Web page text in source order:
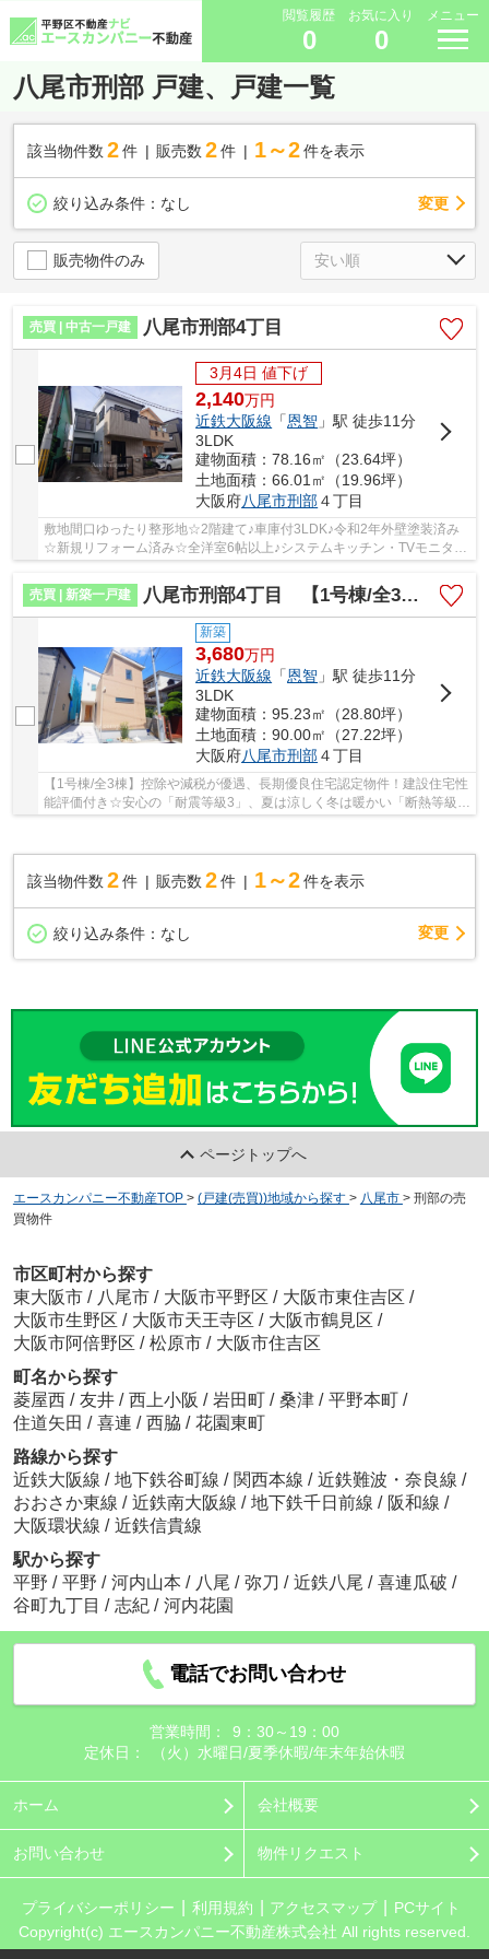
閲覧履歴
0
お気に入り
0
メニュー
八尾市刑部 戸建、戸建一覧
該当物件数 2件 販売数 2 件 1～2 件を表示
絞り込み条件： なし 変更
販売物件のみ
売買 | 中古一戸建 八尾市刑部4丁目
3月4日 値下げ
2,140万円
近鉄大阪線 「恩智 」駅 徒歩11分
3LDK
建物面積：78.16㎡（23.64坪）
土地面積：66.01㎡（19.96坪）
大阪府八尾市刑部４丁目
敷地間口ゆったり整形地☆2階建て♪車庫付3LDK♪令和2年外壁塗装済み
☆新規リフォーム済み☆全洋室6帖以上♪システムキッチン・TVモニター
売買 | 新築一戸建
八尾市刑部4丁目 【1号棟/全3棟】
新築
3,680万円
近鉄大阪線 「恩智 」駅 徒歩11分
3LDK
建物面積：95.23㎡（28.80坪）
土地面積：90.00㎡（27.22坪）
大阪府八尾市刑部４丁目
【1号棟/全3棟】控除や減税が優遇、長期優良住宅認定物件！建設住宅性
能評価付き☆安心の「耐震等級3」、夏は涼しく冬は暖かい「断熱等級
該当物件数 2件 販売数 2 件 1～2 件を表示
絞り込み条件： なし 変更
ページトップへ
エースカンパニー不動産TOP > (戸建(売買))地域から探す > 八尾市 > 刑部の売
買物件
市区町村から探す
東大阪市 / 八尾市 / 大阪市平野区 / 大阪市東住吉区 /
大阪市生野区 / 大阪市天王寺区 / 大阪市鶴見区 /
大阪市阿倍野区 / 松原市 / 大阪市住吉区
町名から探す
菱屋西 / 友井 / 西上小阪 / 岩田町 / 桑津 / 平野本町 /
住道矢田 / 喜連 / 西脇 / 花園東町
路線から探す
近鉄大阪線 / 地下鉄谷町線 / 関西本線 / 近鉄難波・奈良線 /
おおさか東線 / 近鉄南大阪線 / 地下鉄千日前線 / 阪和線 /
大阪環状線 / 近鉄信貴線
駅から探す
平野 / 平野 / 河内山本 / 八尾 / 弥刀 / 近鉄八尾 / 喜連瓜破 /
谷町九丁目 / 志紀 / 河内花園
電話でお問い合わせ
営業時間：
9：30～19：00
定休日：
（火）水曜日/夏季休暇/年末年始休暇
ホーム 会社概要
お問い合わせ 物件リクエスト
プライバシーポリシー 利用規約 アクセスマップ
PCサイト
Copyright(c) エースカンパニー不動産株式会社 All rights reserved.